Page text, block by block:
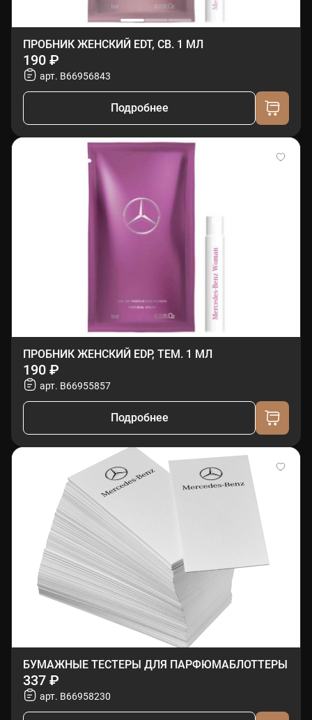
ПРОБНИК ЖЕНСКИЙ EDT, СВ. 1 МЛ
190 ₽
арт. B66956843
Подробнее
ПРОБНИК ЖЕНСКИЙ EDP, ТЕМ. 1 МЛ
190 ₽
арт. B66955857
Подробнее
БУМАЖНЫЕ ТЕСТЕРЫ ДЛЯ ПАРФЮМАБЛОТТЕРЫ
337 ₽
арт. B66958230